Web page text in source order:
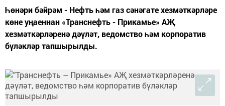
Һөнәри бәйрәм - Нефть һәм газ сәнәгате хезмәткәрләре
көне уңаеннан «Транснефть - Прикамье» АҖ
хезмәткәрләренә дәүләт, ведомство һәм корпоратив
бүләкләр тапшырылды.